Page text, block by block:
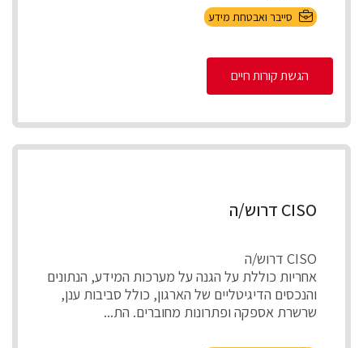
סייבר ואבטחת מידע
הגשת קורות חיים
CISO דרוש/ה
CISO דרוש/ה
אחריות כוללת על הגנה על מערכות המידע, הנתונים
והנכסים הדיגיטליים של הארגון, כולל סביבות ענן,
שרשרת אספקה ופתרונות מחוברים. הת...